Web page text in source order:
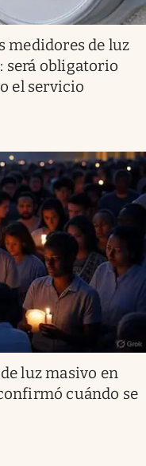
medidores de luz
será obligatorio
el servicio
luz masivo en
cuándo se